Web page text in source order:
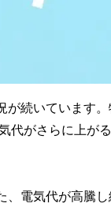
続いています
代がさらに上が
電気代が高騰